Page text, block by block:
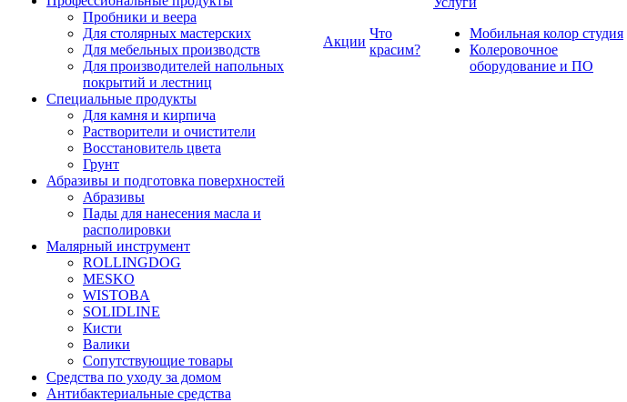
Пробники и веера
Для столярных мастерских
Для мебельных производств
Для производителей напольных
покрытий и лестниц
Специальные продукты
Для камня и кирпича
Растворители и очистители
Восстановитель цвета
Грунт
Абразивы и подготовка поверхностей
Абразивы
Пады для нанесения масла и
располировки
Малярный инструмент
ROLLINGDOG
MESKO
WISTOBA
SOLIDLINE
Кисти
Валики
Сопутствующие товары
Средства по уходу за домом
Антибактериальные средства
Акции
Что
красим?
Мобильная колор студия
Колеровочное
оборудование и ПО